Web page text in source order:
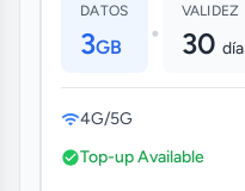
DATOS
3GB •
VALIDEZ
30
4G/5G
Top-up Available